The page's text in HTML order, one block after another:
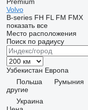
Volvo
B-series FH FL FM FMX
показать все
Место расположения
Поиск по радиусу
Узбекистан Европа
Польша
Румыния
другие
Украина